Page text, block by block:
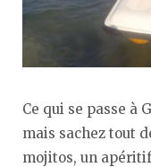
Ce qui se passe à
mais sachez tout
mojitos, un